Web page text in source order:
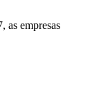
as empresas